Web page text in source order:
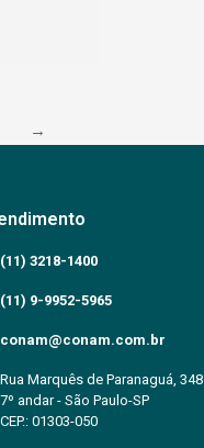
→
(11) 3218-1400
(11) 9-9952-5965
conam@conam.com.br
Rua Marquês de Paranaguá, 348
7º andar - São Paulo-SP
CEP.: 01303-050